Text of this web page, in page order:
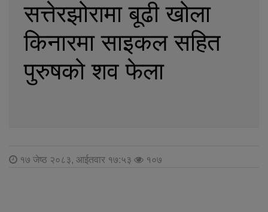
सत्तेरझोरामा बूढी खोला
किनारमा साइकल सहित
पुरुषको शव फेला
१७ जेष्ठ २०८३, आईतवार १७:५३ १०७